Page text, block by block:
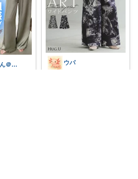
アッコちゃん＠ファッション＆美容💄好き ウパ